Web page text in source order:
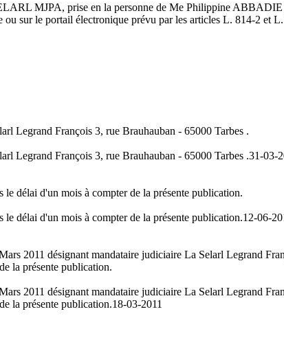
MJPA, prise en la personne de Me Philippine
ou sur le portail électronique prévu par les articles L. 814-2 et
Legrand François 3, rue Brauhauban - 65000 Tarbes .
Legrand François 3, rue Brauhauban - 65000 Tarbes .31-03-
le délai d'un mois à compter de la présente publication.
le délai d'un mois à compter de la présente publication.12-06-
2011 désignant mandataire judiciaire La Selarl Legrand
la présente publication.
2011 désignant mandataire judiciaire La Selarl Legrand
la présente publication.18-03-2011